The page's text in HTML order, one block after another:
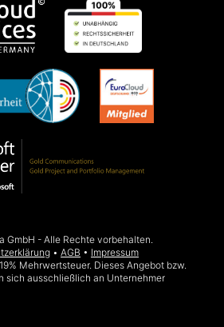
GmbH - Alle Rechte vorbehalten.
AGB
Impressum
Mehrwertsteuer. Dieses Angebot bzw.
sich ausschließlich an Unternehmer